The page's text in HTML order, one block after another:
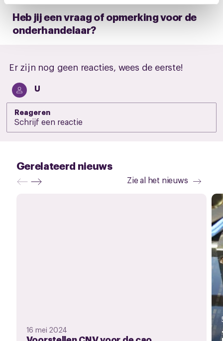
het ronde cookie-instellingenicoontje linksonder op de
pagina.
Heb jij een vraag of opmerking voor de
onderhandelaar?
Er zijn nog geen reacties, wees de eerste!
U
Reageren
Gerelateerd nieuws
Zie al het nieuws
16 mei 2024